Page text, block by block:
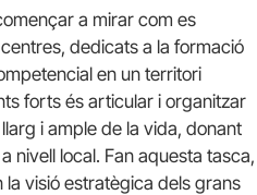
a mirar com es
dedicats a la formació
en un territori
forts és articular i organitzar
i ample de la vida, donant
nivell local. Fan aquesta tasca,
visió estratègica dels grans